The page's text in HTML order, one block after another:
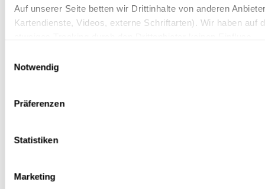
Auf unserer Seite betten wir Drittinhalte von anderen
Kartendienste, Videos, externe Schriftarten). Wir haben auf
Einwilligung mit Wirkung für die Zukunft widerrufen. Mehr
Notwendig
Präferenzen
Statistiken
Marketing
Silvesterfeier